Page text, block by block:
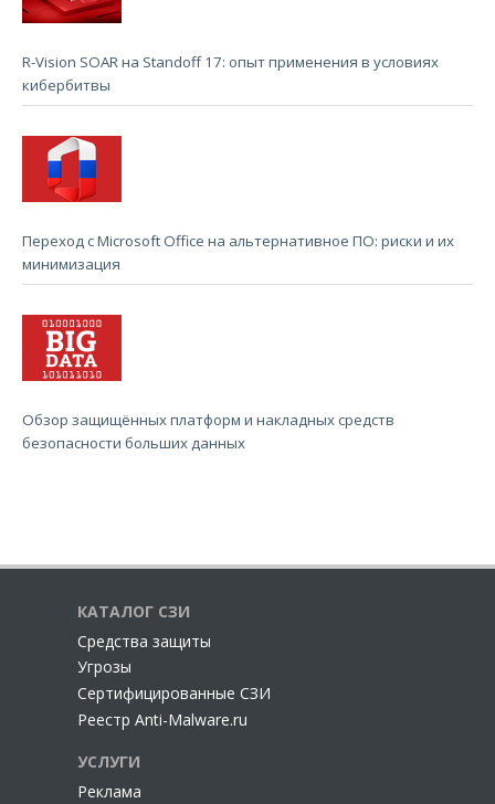
R-Vision SOAR на Standoff 17: опыт применения в условиях
кибербитвы
Переход с Microsoft Office на альтернативное ПО: риски и их
минимизация
Обзор защищённых платформ и накладных средств
безопасности больших данных
КАТАЛОГ СЗИ
Cредства защиты
Угрозы
Сертифицированные СЗИ
Реестр Anti-Malware.ru
УСЛУГИ
Реклама